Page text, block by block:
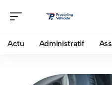
Actu Administratif